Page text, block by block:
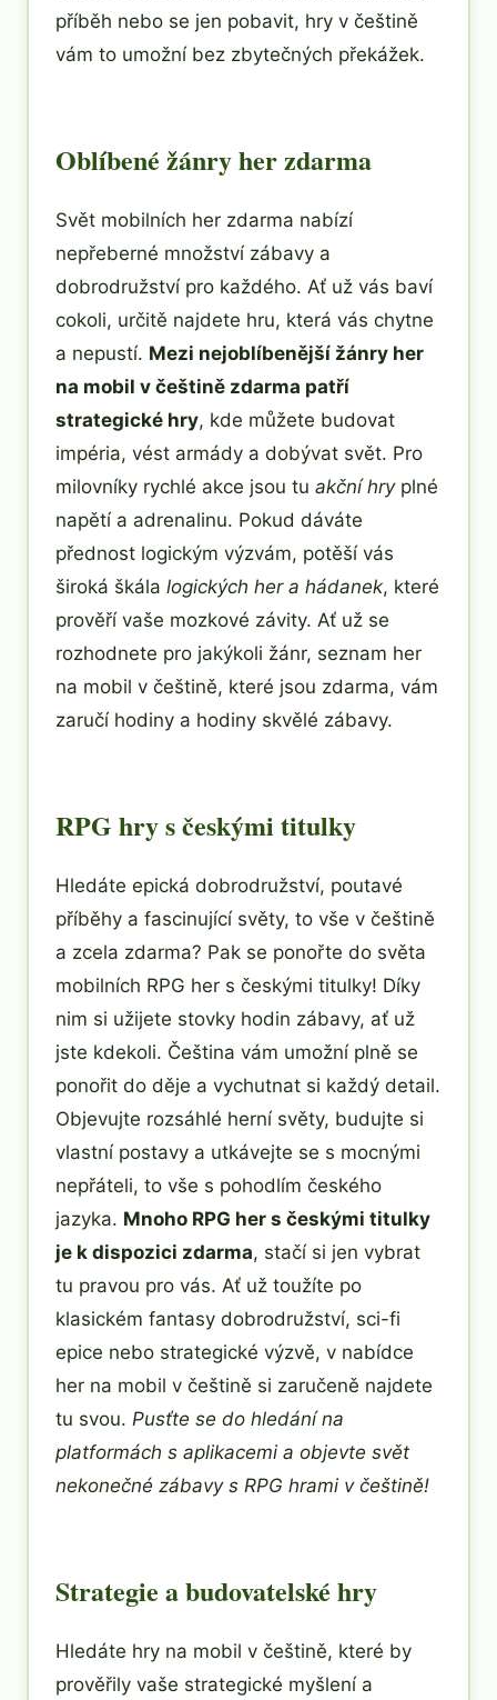
příběh nebo se jen pobavit, hry v češtině
vám to umožní bez zbytečných překážek.
Oblíbené žánry her zdarma
Svět mobilních her zdarma nabízí
nepřeberné množství zábavy a
dobrodružství pro každého. Ať už vás baví
cokoli, určitě najdete hru, která vás chytne
a nepustí. Mezi nejoblíbenější žánry her
na mobil v češtině zdarma patří
strategické hry, kde můžete budovat
impéria, vést armády a dobývat svět. Pro
milovníky rychlé akce jsou tu akční hryplné
napětí a adrenalinu. Pokud dáváte
přednost logickým výzvám, potěší vás
široká škála logických her a hádanek, které
prověří vaše mozkové závity. Ať už se
rozhodnete pro jakýkoli žánr, seznam her
na mobil v češtině, které jsou zdarma, vám
zaručí hodiny a hodiny skvělé zábavy.
RPG hry s českými titulky
Hledáte epická dobrodružství, poutavé
příběhy a fascinující světy, to vše v češtině
a zcela zdarma? Pak se ponořte do světa
mobilních RPG her s českými titulky! Díky
nim si užijete stovky hodin zábavy, ať už
jste kdekoli. Čeština vám umožní plně se
ponořit do děje a vychutnat si každý detail.
Objevujte rozsáhlé herní světy, budujte si
vlastní postavy a utkávejte se s mocnými
nepřáteli, to vše s pohodlím českého
jazyka. Mnoho RPG her s českými titulky
je k dispozici zdarma, stačí si jen vybrat
tu pravou pro vás. Ať už toužíte po
klasickém fantasy dobrodružství, sci-fi
epice nebo strategické výzvě, v nabídce
her na mobil v češtině si zaručeně najdete
tu svou. Pusťte se do hledání na
platformách s aplikacemi a objevte svět
nekonečné zábavy s RPG hrami v češtině!
Strategie a budovatelské hry
Hledáte hry na mobil v češtině, které by
prověřily vaše strategické myšlení a